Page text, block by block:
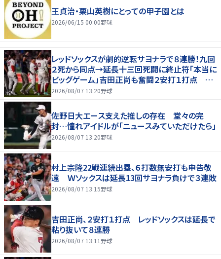
王貞治・栗山英樹にとっての甲子園とは
2026/06/15 00:00野球
レッドソックスが劇的逆転サヨナラで８連勝！九回
２死から同点→延長十三回死闘に終止符「本当に
ビッグゲーム」吉田正尚も奮闘２安打１打点 本
拠地熱狂
2026/08/07 13:20野球
佐野日大エース支えた推しの存在 堂々の完
封…憧れアイドルが「ニュースみていただけたら」
2026/08/07 13:20野球
村上宗隆22戦連続出塁、６打数無安打も申告敬
遠 Ｗソックスは延長13回サヨナラ負けで３連敗
2026/08/07 13:15野球
吉田正尚、２安打１打点 レッドソックスは延長で
粘り抜いて８連勝
2026/08/07 13:11 野球